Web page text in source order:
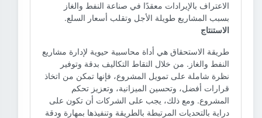
الاعتراف بالإيرادات معقدًا في صناعة النفط والغاز
بسبب المشاريع طويلة الأجل وتقلب أسعار السلع.
الاستنتاج
طريقة الاستحقاق هي أداة محاسبية حيوية لإدارة مشاريع
النفط والغاز. من خلال التقاط التكاليف بدقة وتوفير
نظرة شاملة على تمويل المشروع، فإنها تمكن من اتخاذ
قرارات أفضل، وتحسين الميزانية، وتعزيز تحكم
المشروع. ومع ذلك، يجب على الشركات أن تكون على
دراية بالتحديات المرتبطة بالطريقة وتنفيذها بمهارة ودقة